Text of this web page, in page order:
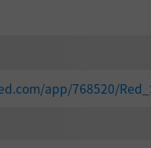
app/768520/